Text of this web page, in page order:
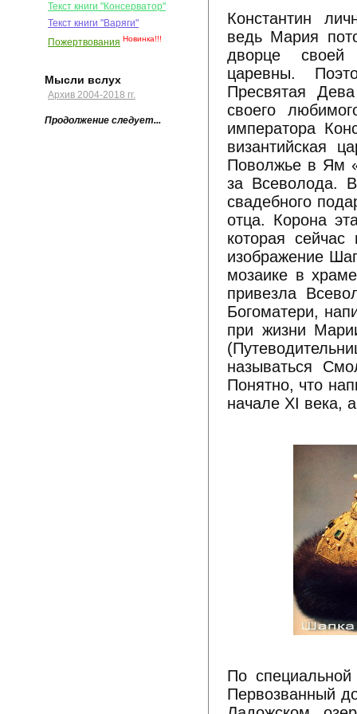
Текст книги "Консерватор"
Текст книги "Варяги"
Пожертвования Новинка!!!
Мысли вслух
Архив 2004-2018 гг.
Продолжение следует...
Константин
ведь Мария
дворце своей
царевны.
Пресвятая
своего
императора
византийская
Поволжье в Ям
за Всеволода.
свадебного
отца. Корона
которая
изображение
мозаике в
привезла
Богоматери,
при жизни
называться
Понятно, что
начале XI века,
По
Первозванный